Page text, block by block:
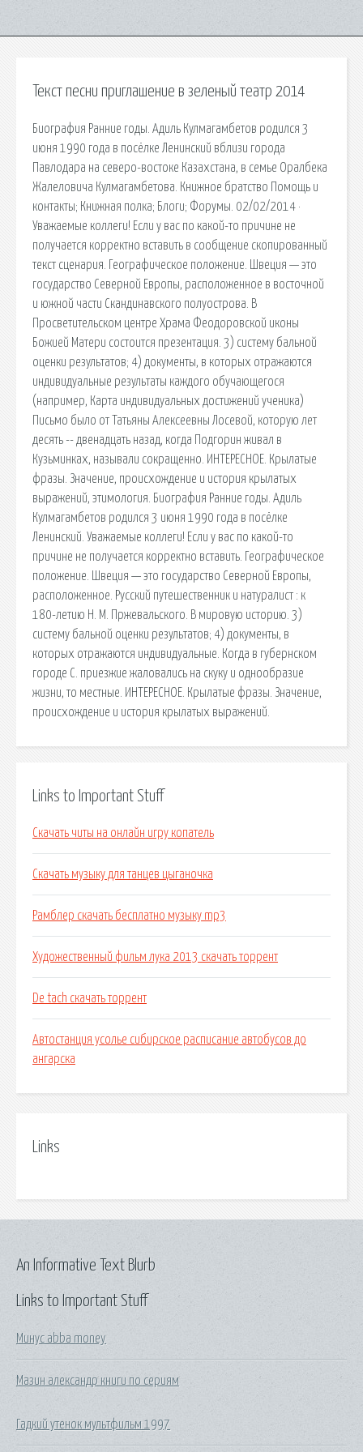
Текст песни приглашение в зеленый театр 2014
Биография Ранние годы. Адиль Кулмагамбетов родился 3
июня 1990 года в посёлке Ленинский вблизи города
Павлодара на северо-востоке Казахстана, в семье Оралбека
Жалеловича Кулмагамбетова. Книжное братство Помощь и
контакты; Книжная полка; Блоги; Форумы. 02/02/2014 ·
Уважаемые коллеги! Если у вас по какой-то причине не
получается корректно вставить в сообщение скопированный
текст сценария. Географическое положение. Швеция — это
государство Северной Европы, расположенное в восточной
и южной части Скандинавского полуострова. В
Просветительском центре Храма Феодоровской иконы
Божией Матери состоится презентация. 3) систему бальной
оценки результатов; 4) документы, в которых отражаются
индивидуальные результаты каждого обучающегося
(например, Карта индивидуальных достижений ученика)
Письмо было от Татьяны Алексеевны Лосевой, которую лет
десять -- двенадцать назад, когда Подгорин живал в
Кузьминках, называли сокращенно. ИНТЕРЕСНОЕ. Крылатые
фразы. Значение, происхождение и история крылатых
выражений, этимология. Биография Ранние годы. Адиль
Кулмагамбетов родился 3 июня 1990 года в посёлке
Ленинский. Уважаемые коллеги! Если у вас по какой-то
причине не получается корректно вставить. Географическое
положение. Швеция — это государство Северной Европы,
расположенное. Русский путешественник и натуралист : к
180-летию Н. М. Пржевальского. В мировую историю. 3)
систему бальной оценки результатов; 4) документы, в
которых отражаются индивидуальные. Когда в губернском
городе С. приезжие жаловались на скуку и однообразие
жизни, то местные. ИНТЕРЕСНОЕ. Крылатые фразы. Значение,
происхождение и история крылатых выражений.
Links to Important Stuff
Скачать читы на онлайн игру копатель
Скачать музыку для танцев цыганочка
Рамблер скачать бесплатно музыку mp3
Художественный фильм лука 2013 скачать торрент
De tach скачать торрент
Автостанция усолье сибирское расписание автобусов до
ангарска
Links
Links to Important Stuff
Минус abba money
Мазин александр книги по сериям
Гадкий утенок мультфильм 1997
An Informative Text Blurb